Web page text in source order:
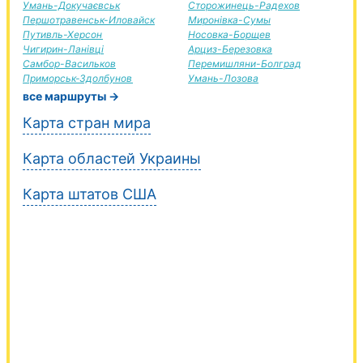
Умань-Докучаєвськ
Першотравенськ-Иловайск
Путивль-Херсон
Чигирин-Ланівці
Самбор-Васильков
Приморськ-Здолбунов
Сторожинець-Радехов
Миронівка-Сумы
Носовка-Борщев
Арциз-Березовка
Перемишляни-Болград
Умань-Лозова
все маршруты →
Карта стран мира
Карта областей Украины
Карта штатов США